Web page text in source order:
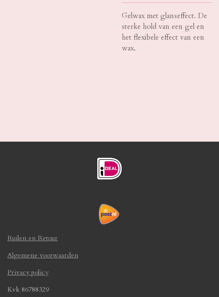
Gelwax met glanseffect. De
sterke hold van een gel en
het flexibele effect van een
wax.
Ruilen en Retour
Algemene voorwaarden
Privacy policy
Kvk 86788329